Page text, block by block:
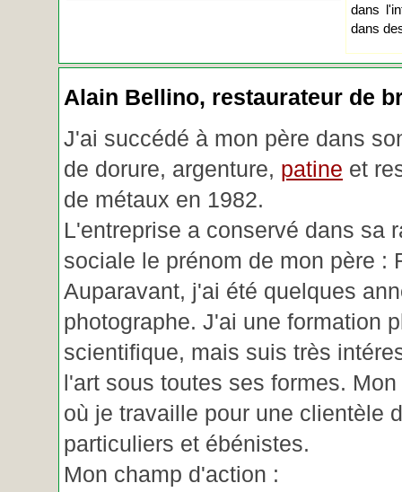
dans
dans
Alain Bellino, restaurateur de
J'ai succédé à mon père dans
de dorure, argenture, patine et
de métaux en 1982.
L'entreprise a conservé dans sa
sociale le prénom de mon père :
Auparavant, j'ai été quelques
photographe. J'ai une formation
scientifique, mais suis très
l'art sous toutes ses formes.
où je travaille pour une clientèle
particuliers et ébénistes.
Mon champ d'action :